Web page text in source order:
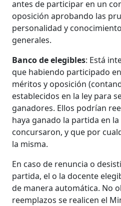
antes de participar en un
oposición aprobando las
personalidad y
generales.
Banco de elegibles: Está
que habiendo participado
méritos y oposición
establecidos en la ley para
ganadores. Ellos podrían
haya ganado la partida en
concursaron, y que por
la misma.
En caso de renuncia o
partida, el o la docente
de manera automática. No
reemplazos se realicen el